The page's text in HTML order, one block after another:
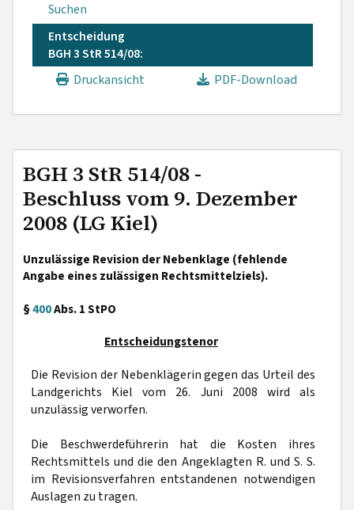
Suchen
Entscheidung
BGH 3 StR 514/08:
Druckansicht
PDF-Download
BGH 3 StR 514/08 -
Beschluss vom 9. Dezember
2008 (LG Kiel)
Unzulässige Revision der Nebenklage (fehlende
Angabe eines zulässigen Rechtsmittelziels).
§400Abs. 1 StPO
Entscheidungstenor
Die Revision der Nebenklägerin gegen das Urteil des
Landgerichts Kiel vom 26. Juni 2008 wird als
unzulässig verworfen.
Die Beschwerdeführerin hat die Kosten ihres
Rechtsmittels und die den Angeklagten R. und S. S.
im Revisionsverfahren entstandenen notwendigen
Auslagen zu tragen.